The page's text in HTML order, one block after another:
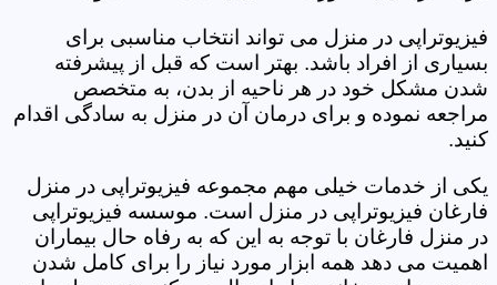
فیزیوتراپی در منزل می تواند انتخاب مناسبی برای
بسیاری از افراد باشد. بهتر است که قبل از پیشرفته
شدن مشکل خود در هر ناحیه از بدن، به متخصص
مراجعه نموده و برای درمان آن در منزل به سادگی اقدام
کنید.
یکی از خدمات خیلی مهم مجموعه فیزیوتراپی در منزل
فارغان فیزیوتراپی در منزل است. موسسه فیزیوتراپی
در منزل فارغان با توجه به این که به رفاه حال بیماران
اهمیت می دهد همه ابزار مورد نیاز را برای کامل شدن